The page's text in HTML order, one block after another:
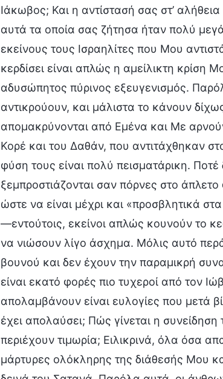
Ιάκωβος; Και η αντίστασή σας στ’
αυτά τα οποία σας ζήτησα ήταν πολύ
εκείνους τους Ισραηλίτες που Μου
κερδίσει είναι απλώς η αμείλικτη κρίση
αδυσώπητος πύρινος εξευγενισμός.
αντικρούουν, και μάλιστα το κάνουν
απομακρύνονται από Εμένα και Με
Κορέ και του Δαθάν, που αντιτάχθηκαν
φύση τους είναι πολύ πεισματάρικη.
ξεμπροστιάζονται σαν πόρνες στο
ώστε να είναι μέχρι και «προσβλητικά
—εντούτοις, εκείνοι απλώς κουνούν το
να νιώσουν λίγο άσχημα. Μόλις αυτό
βουνού και δεν έχουν την παραμικρή
είναι εκατό φορές πιο τυχεροί από τον
απολαμβάνουν είναι ευλογίες που μετά
έχει απολαύσει; Πώς γίνεται η
περιέχουν τιμωρία; Ειλικρινά, όλα όσα
μάρτυρες ολόκληρης της διάθεσής Μου